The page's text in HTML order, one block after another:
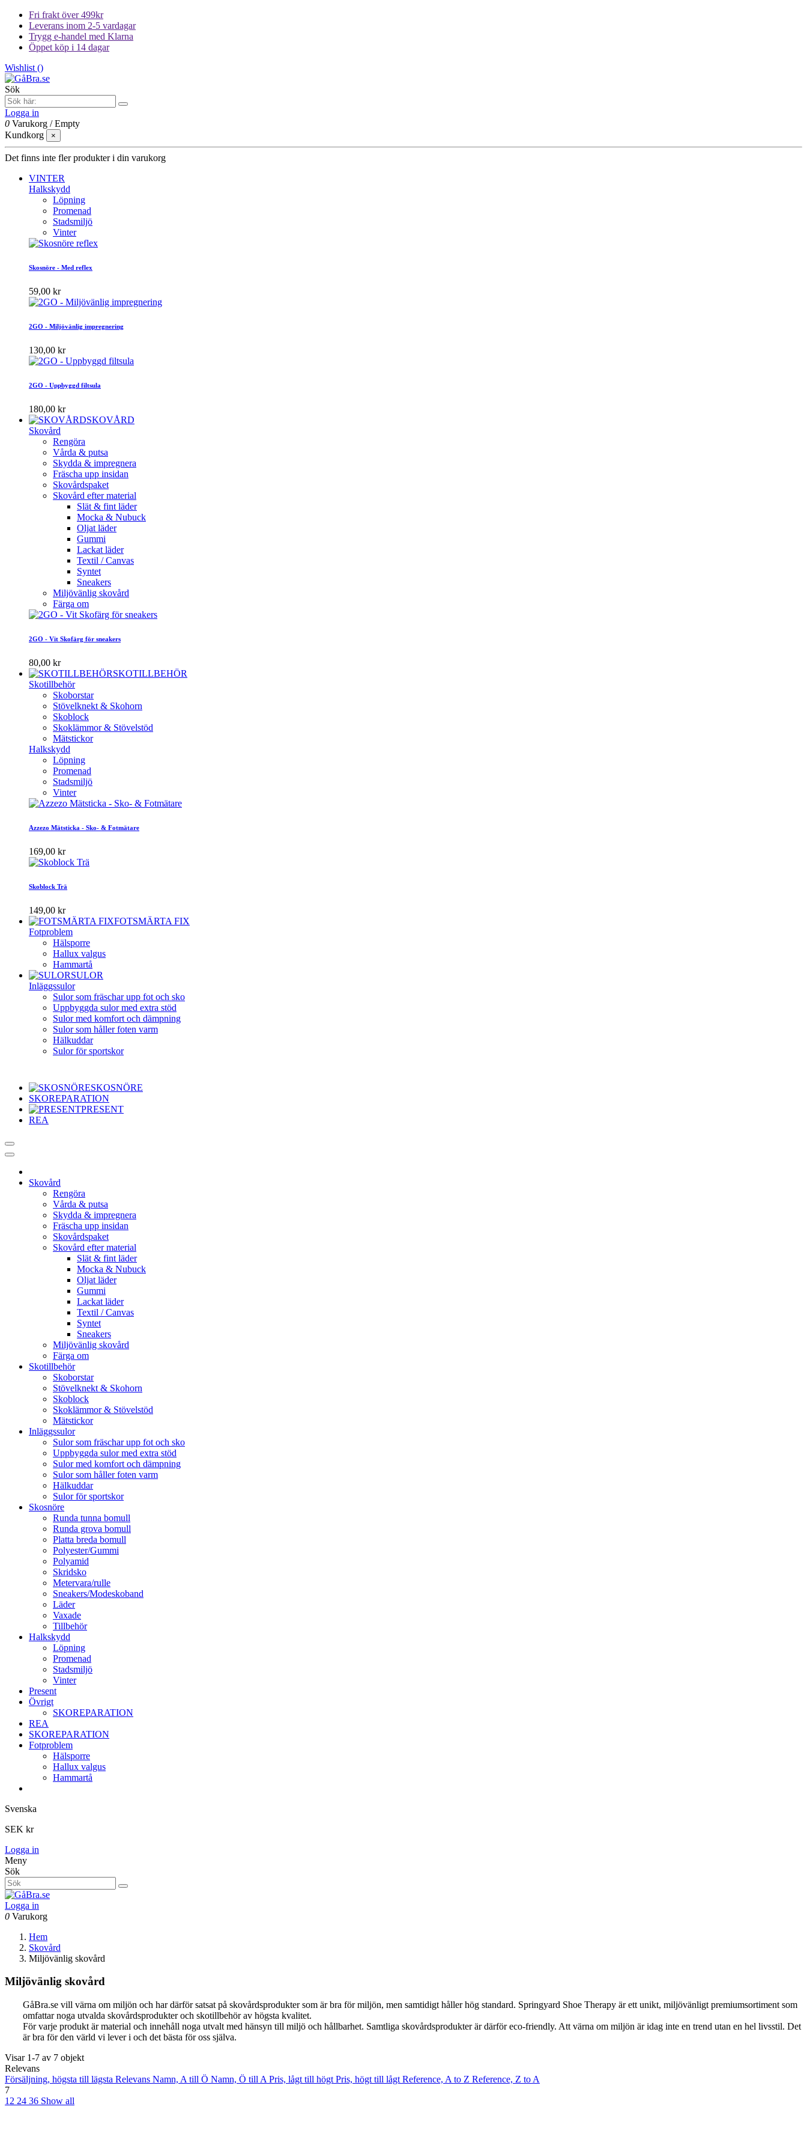
Fri frakt över 499kr
Leverans inom 2-5 vardagar
Trygg e-handel med Klarna
Öppet köp i 14 dagar
Wishlist ()
Sök
Logga in
0 Varukorg /Empty
Kundkorg
×
Det finns inte fler produkter i din varukorg
VINTER
Halkskydd
Löpning
Promenad
Stadsmiljö
Vinter
Skosnöre - Med reflex
59,00 kr
2GO - Miljövänlig impregnering
130,00 kr
2GO - Uppbyggd filtsula
180,00 kr
SKOVÅRD
Skovård
Rengöra
Vårda & putsa
Skydda & impregnera
Fräscha upp insidan
Skovårdspaket
Skovård efter material
Slät & fint läder
Mocka & Nubuck
Oljat läder
Gummi
Lackat läder
Textil / Canvas
Syntet
Sneakers
Miljövänlig skovård
Färga om
2GO - Vit Skofärg för sneakers
80,00 kr
SKOTILLBEHÖR
Skotillbehör
Skoborstar
Stövelknekt & Skohorn
Skoblock
Skoklämmor & Stövelstöd
Mätstickor
Halkskydd
Löpning
Promenad
Stadsmiljö
Vinter
Azzezo Mätsticka - Sko- & Fotmätare
169,00 kr
Skoblock Trä
149,00 kr
FOTSMÄRTA FIX
Fotproblem
Hälsporre
Hallux valgus
Hammartå
SULOR
Inläggssulor
Sulor som fräschar upp fot och sko
Uppbyggda sulor med extra stöd
Sulor med komfort och dämpning
Sulor som håller foten varm
Hälkuddar
Sulor för sportskor
SKOSNÖRE
SKOREPARATION
PRESENT
REA
Skovård
Rengöra
Vårda & putsa
Skydda & impregnera
Fräscha upp insidan
Skovårdspaket
Skovård efter material
Slät & fint läder
Mocka & Nubuck
Oljat läder
Gummi
Lackat läder
Textil / Canvas
Syntet
Sneakers
Miljövänlig skovård
Färga om
Skotillbehör
Skoborstar
Stövelknekt & Skohorn
Skoblock
Skoklämmor & Stövelstöd
Mätstickor
Inläggssulor
Sulor som fräschar upp fot och sko
Uppbyggda sulor med extra stöd
Sulor med komfort och dämpning
Sulor som håller foten varm
Hälkuddar
Sulor för sportskor
Skosnöre
Runda tunna bomull
Runda grova bomull
Platta breda bomull
Polyester/Gummi
Polyamid
Skridsko
Metervara/rulle
Sneakers/Modeskoband
Läder
Vaxade
Tillbehör
Halkskydd
Löpning
Promenad
Stadsmiljö
Vinter
Present
Övrigt
SKOREPARATION
REA
SKOREPARATION
Fotproblem
Hälsporre
Hallux valgus
Hammartå
Svenska
SEK kr
Logga in
Meny
Sök
Logga in
0 Varukorg
Hem
Skovård
Miljövänlig skovård
Miljövänlig skovård
GåBra.se vill värna om miljön och har därför satsat på skovårdsprodukter som är bra för miljön, men samtidigt håller hög standard. Springyard Shoe Therapy är ett unikt, miljövänligt premiumsortiment som
omfattar noga utvalda skovårdsprodukter och skotillbehör av högsta kvalitet.
För varje produkt är material och innehåll noga utvalt med hänsyn till miljö och hållbarhet. Samtliga skovårdsprodukter är därför eco-friendly. Att värna om miljön är idag inte en trend utan en hel livsstil. Det
är bra för den värld vi lever i och det bästa för oss själva.
Visar 1-7 av 7 objekt
Relevans
Försäljning, högsta till lägsta Relevans Namn, A till Ö Namn, Ö till A Pris, lågt till högt Pris, högt till lågt Reference, A to Z Reference, Z to A
7
12 24 36 Show all